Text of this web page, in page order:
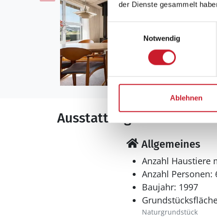
der Dienste gesammelt
Notwendig
Ablehnen
Ausstattung
Allgemeines
Anzahl Haustiere
Anzahl Personen:
Baujahr: 1997
Naturgrundstück